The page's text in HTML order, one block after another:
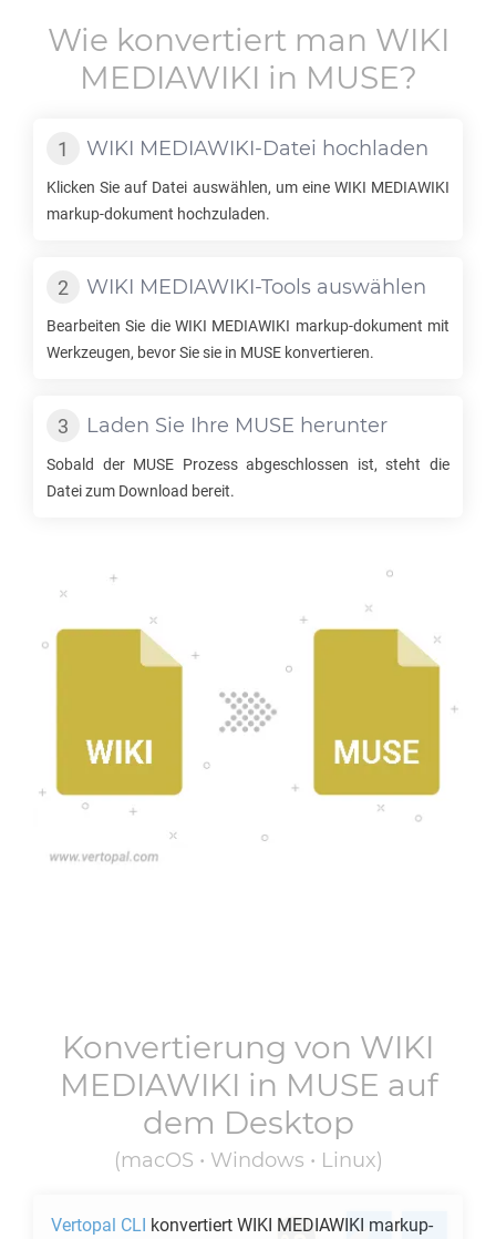
Wie konvertiert man WIKI
MEDIAWIKI in MUSE?
WIKI MEDIAWIKI-Datei hochladen
Klicken Sie auf Datei auswählen, um eine WIKI MEDIAWIKI
markup-dokument hochzuladen.
WIKI MEDIAWIKI-Tools auswählen
Bearbeiten Sie die WIKI MEDIAWIKI markup-dokument mit
Werkzeugen, bevor Sie sie in MUSE konvertieren.
Laden Sie Ihre MUSE herunter
Sobald der MUSE Prozess abgeschlossen ist, steht die
Datei zum Download bereit.
Konvertierung von WIKI
MEDIAWIKI in MUSE auf
dem Desktop
(macOS • Windows • Linux)
Vertopal CLI konvertiert WIKI MEDIAWIKI markup-